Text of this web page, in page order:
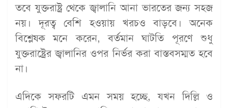
তবে যুক্তরাষ্ট্র থেকে জ্বালানি আনা ভারতের জন্য সহজ
নয়। দূরত্ব বেশি হওয়ায় খরচও বাড়বে। অনেক
বিশ্লেষক মনে করেন, বর্তমান ঘাটতি পূরণে শুধু
যুক্তরাষ্ট্রের জ্বালানির ওপর নির্ভর করা বাস্তবসম্মত হবে
না।
এদিকে সফরটি এমন সময় হচ্ছে, যখন দিল্লি ও